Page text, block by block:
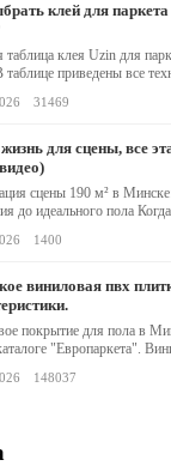
таблица клея Uzin для
приведены все
31469
сцены 190 м² в
до идеального пола
1400
покрытие для пола в
"Европаркета".
148037